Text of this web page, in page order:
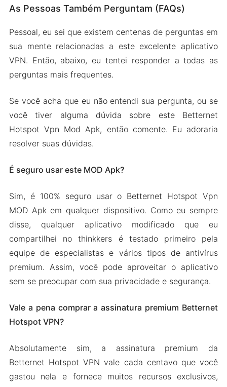
As Pessoas Também Perguntam (FAQs)
Pessoal, eu sei que existem centenas de perguntas em
sua mente relacionadas a este excelente aplicativo
VPN. Então, abaixo, eu tentei responder a todas as
perguntas mais frequentes.
Se você acha que eu não entendi sua pergunta, ou se
você tiver alguma dúvida sobre este Betternet
Hotspot Vpn Mod Apk, então comente. Eu adoraria
resolver suas dúvidas.
É seguro usar este MOD Apk?
Sim, é 100% seguro usar o Betternet Hotspot Vpn
MOD Apk em qualquer dispositivo. Como eu sempre
disse, qualquer aplicativo modificado que eu
compartilhei no thinkkers é testado primeiro pela
equipe de especialistas e vários tipos de antivírus
premium. Assim, você pode aproveitar o aplicativo
sem se preocupar com sua privacidade e segurança.
Vale a pena comprar a assinatura premium Betternet
Hotspot VPN?
Absolutamente sim, a assinatura premium da
Betternet Hotspot VPN vale cada centavo que você
gastou nela e fornece muitos recursos exclusivos,